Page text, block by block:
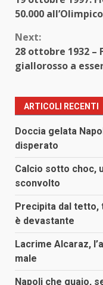
Reading
50.000 all’Olimpico
Next:
28 ottobre 1932 –
giallorosso a
ARTICOLI RECENTI
Doccia gelata
disperato
Calcio sotto choc,
sconvolto
Precipita dal
è devastante
Lacrime Alcaraz,
male
Napoli che guaio,